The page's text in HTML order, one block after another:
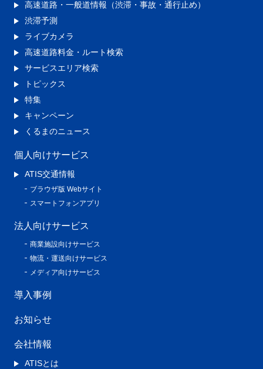
高速道路・一般道情報（渋滞・事故・通行止め）
渋滞予測
ライブカメラ
高速道路料金・ルート検索
サービスエリア検索
トピックス
特集
キャンペーン
くるまのニュース
個人向けサービス
ATIS交通情報
ブラウザ版 Webサイト
スマートフォンアプリ
法人向けサービス
商業施設向けサービス
物流・運送向けサービス
メディア向けサービス
導入事例
お知らせ
会社情報
ATISとは